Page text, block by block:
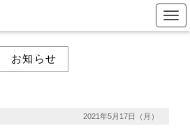
お知らせ
2021年5月17日（月）